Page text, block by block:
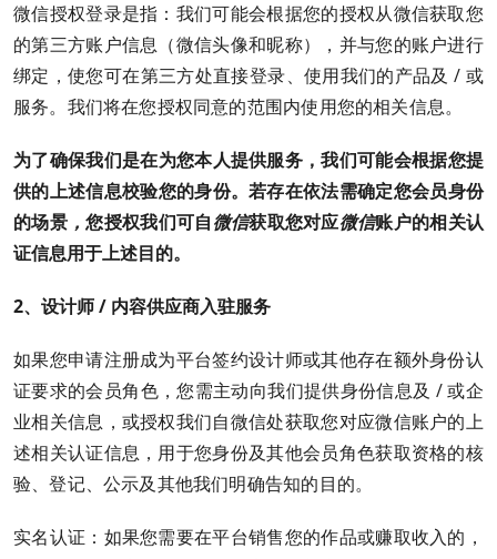
微信授权登录是指：我们可能会根据您的授权从微信获取您
的第三方账户信息（微信头像和昵称），并与您的账户进行
绑定，使您可在第三方处直接登录、使用我们的产品及 / 或
服务。我们将在您授权同意的范围内使用您的相关信息。
为了确保我们是在为您本人提供服务，我们可能会根据您提
供的上述信息校验您的身份。若存在依法需确定您会员身份
的场景，您授权我们可自微信获取您对应微信账户的相关认
证信息用于上述目的。
2、设计师 / 内容供应商入驻服务
如果您申请注册成为平台签约设计师或其他存在额外身份认
证要求的会员角色，您需主动向我们提供身份信息及 / 或企
业相关信息，或授权我们自微信处获取您对应微信账户的上
述相关认证信息，用于您身份及其他会员角色获取资格的核
验、登记、公示及其他我们明确告知的目的。
实名认证：如果您需要在平台销售您的作品或赚取收入的，